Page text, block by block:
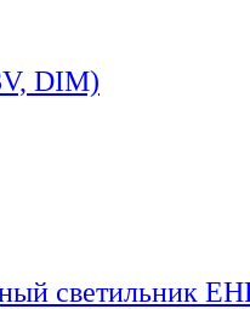
DIM)
светильник